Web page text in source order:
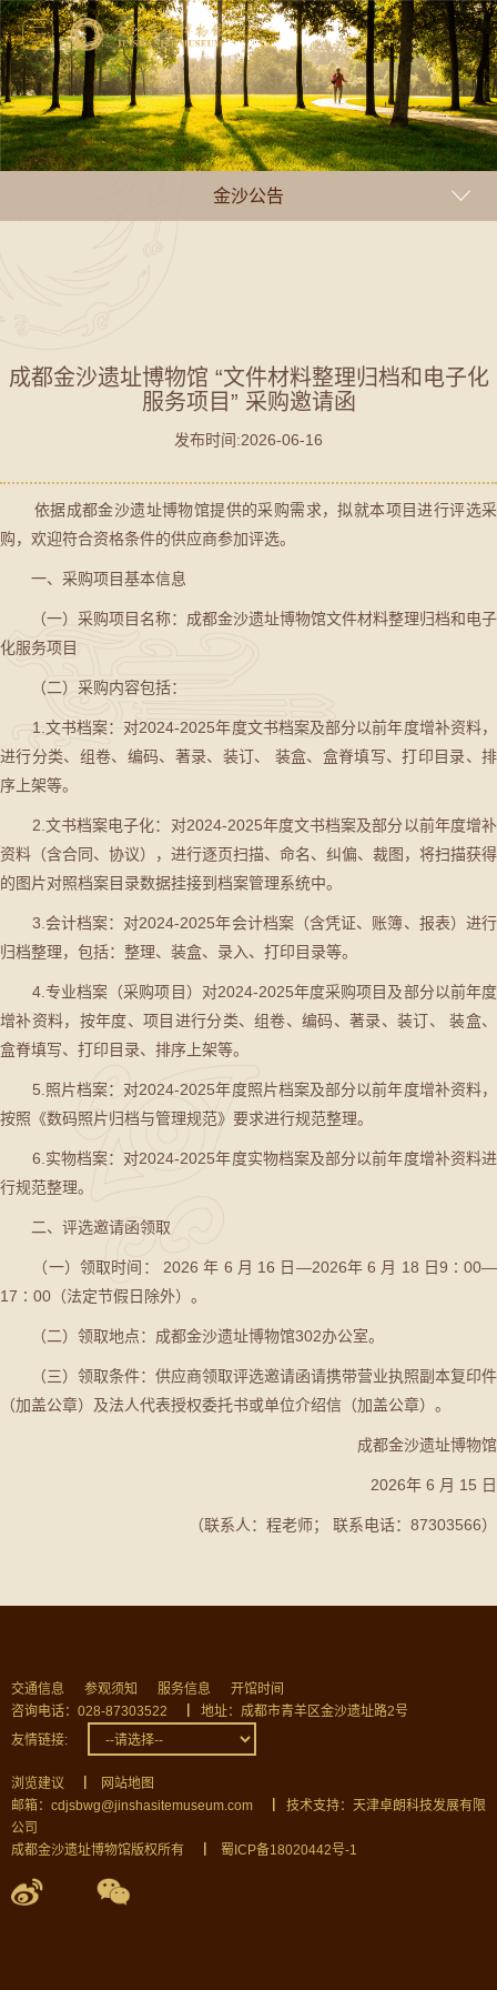
金沙公告
成都金沙遗址博物馆 “文件材料整理归档和电子化
服务项目” 采购邀请函
发布时间:2026-06-16
依据成都金沙遗址博物馆提供的采购需求，拟就本项目进行评选采
购，欢迎符合资格条件的供应商参加评选。
一、采购项目基本信息
（一）采购项目名称：成都金沙遗址博物馆文件材料整理归档和电子
化服务项目
（二）采购内容包括：
1.文书档案：对2024-2025年度文书档案及部分以前年度增补资料，
进行分类、组卷、编码、著录、装订、 装盒、盒脊填写、打印目录、排
序上架等。
2.文书档案电子化：对2024-2025年度文书档案及部分以前年度增补
资料（含合同、协议），进行逐页扫描、命名、纠偏、裁图，将扫描获得
的图片对照档案目录数据挂接到档案管理系统中。
3.会计档案：对2024-2025年会计档案（含凭证、账簿、报表）进行
归档整理，包括：整理、装盒、录入、打印目录等。
4.专业档案（采购项目）对2024-2025年度采购项目及部分以前年度
增补资料，按年度、项目进行分类、组卷、编码、著录、装订、 装盒、
盒脊填写、打印目录、排序上架等。
5.照片档案：对2024-2025年度照片档案及部分以前年度增补资料，
按照《数码照片归档与管理规范》要求进行规范整理。
6.实物档案：对2024-2025年度实物档案及部分以前年度增补资料进
行规范整理。
二、评选邀请函领取
（一）领取时间： 2026 年 6 月 16 日—2026年 6 月 18 日9∶00—
17∶00（法定节假日除外）。
（二）领取地点：成都金沙遗址博物馆302办公室。
（三）领取条件：供应商领取评选邀请函请携带营业执照副本复印件
（加盖公章）及法人代表授权委托书或单位介绍信（加盖公章）。
成都金沙遗址博物馆
2026年 6 月 15 日
（联系人：程老师； 联系电话：87303566）
交通信息 参观须知 服务信息
开馆时间
咨询电话：028-87303522
地址：成都市青羊区金沙遗址路2号
友情链接:
浏览建议
网站地图
邮箱：cdjsbwg@jinshasitemuseum.com
技术支持：天津卓朗科技发展有限
公司
成都金沙遗址博物馆版权所有
蜀ICP备18020442号-1